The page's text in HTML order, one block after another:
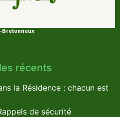
Bretonneux
récents
la Résidence : chacun est
de sécurité